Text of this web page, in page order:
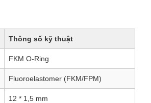
Thông số kỹ thuật
FKM O-Ring
Fluoroelastomer (FKM/FPM)
12 * 1,5 mm